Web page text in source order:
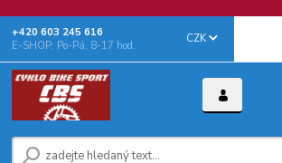
CZK
+‭420 603 245 616‬
E-SHOP: Po-Pá, 8-17 hod.